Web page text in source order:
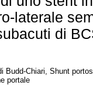
laterale
di
Budd-Chiari, Shunt
portale